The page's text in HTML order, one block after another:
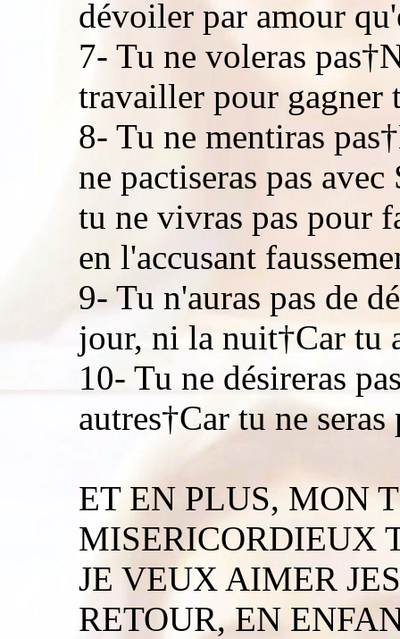
dévoiler par amour
7- Tu ne voleras
travailler pour gagner
8- Tu ne mentiras
ne pactiseras pas
tu ne vivras pas pour
en l'accusant
9- Tu n'auras pas de
jour, ni la nuit†Car tu
10- Tu ne désireras
autres†Car tu ne
ET EN PLUS, MON
MISERICORDIEUX
JE VEUX AIMER
RETOUR, EN